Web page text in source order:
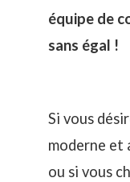
équipe de
sans égal !
Si vous
moderne et
ou si vous